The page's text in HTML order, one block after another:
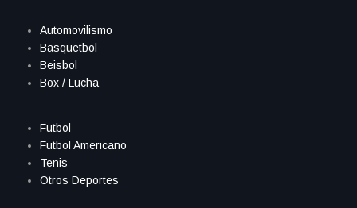
Automovilismo
Basquetbol
Beisbol
Box / Lucha
Futbol
Futbol Americano
Tenis
Otros Deportes